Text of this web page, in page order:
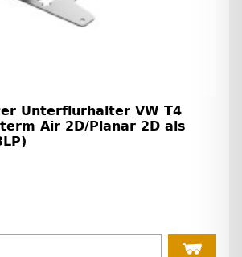
Unterflurhalter VW T4
Air 2D/Planar 2D als